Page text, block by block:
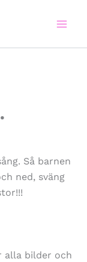
Så barnen
ned, sväng
alla bilder och